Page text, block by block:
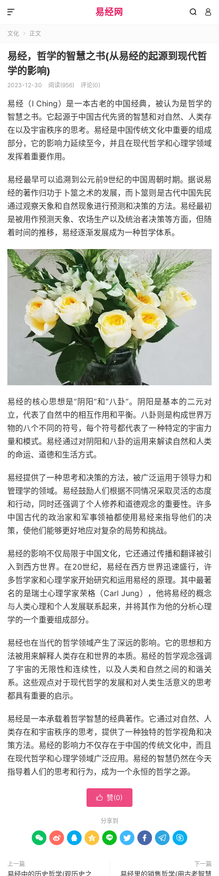
易经网  

文化  正文
易经，哲学的智慧之书(从易经的起源到现代哲
学的影响)
2023-12-30 阅读(956) 评论(0)
易经（I Ching）是一本古老的中国经典，被认为是哲学的
智慧之书。它起源于中国古代先贤的智慧和对自然、人类存
在以及宇宙秩序的思考。易经是中国传统文化中重要的组成
部分，它的影响力延续至今，并且在现代哲学和心理学领域
发挥着重要作用。
易经最早可以追溯到公元前9世纪的中国周朝时期。据说易
经的著作归功于卜筮之术的发展，而卜筮则是古代中国先民
通过观察天象和自然现象进行预测和决策的方法。易经最初
是被用作预测天象、农场生产以及统治者决策等方面，但随
着时间的推移，易经逐渐发展成为一种哲学体系。
易经的核心思想是“阴阳”和“八卦”。阴阳是基本的二元对
立，代表了自然中的相互作用和平衡。八卦则是构成世界万
物的八个不同的符号，每个符号都代表了一种特定的宇宙力
量和模式。易经通过对阴阳和八卦的运用来解读自然和人类
的命运、道德和生活方式。
易经提供了一种思考和决策的方法，被广泛运用于领导力和
管理学的领域。易经鼓励人们根据不同情况采取灵活的态度
和行动，同时还强调了个人修养和道德观念的重要性。许多
中国古代的政治家和军事领袖都使用易经来指导他们的决
策，使他们能够更好地应对复杂的局势和挑战。
易经的影响不仅局限于中国文化，它还通过传播和翻译被引
入到西方世界。在20世纪，易经在西方世界迅速盛行，许
多哲学家和心理学家开始研究和运用易经的原理。其中最著
名的是瑞士心理学家荣格（Carl Jung），他将易经的概念
与人类心理和个人发展联系起来，并将其作为他的分析心理
学的一个重要组成部分。
易经也在当代的哲学领域产生了深远的影响。它的思想和方
法被用来解释人类存在和世界的本质。易经的哲学观念强调
了宇宙的无限性和连续性，以及人类和自然之间的和谐关
系。这些观点对于现代哲学的发展和对人类生活意义的思考
都具有重要的启示。
易经是一本承载着哲学智慧的经典著作。它通过对自然、人
类存在和宇宙秩序的思考，提供了一种独特的哲学视角和决
策方法。易经的影响力不仅存在于中国的传统文化中，而且
在现代哲学和心理学领域广泛应用。易经的智慧仍然在今天
指导着人们的思考和行为，成为一个永恒的哲学之源。
 赞(0)
分享到
        
上一篇
易经中的历史哲学(观历史之
下一篇
易经里的销售哲学(用古老智慧